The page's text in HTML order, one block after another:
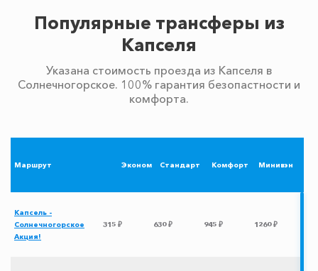
Популярные трансферы из
Капселя
Указана стоимость проезда из Капселя в
Солнечногорское. 100% гарантия безопастности и
комфорта.
Маршрут Эконом Стандарт Комфорт Минивэн
Капсель -
Солнечногорское
Акция!
315 ₽ 630 ₽ 945 ₽ 1260 ₽